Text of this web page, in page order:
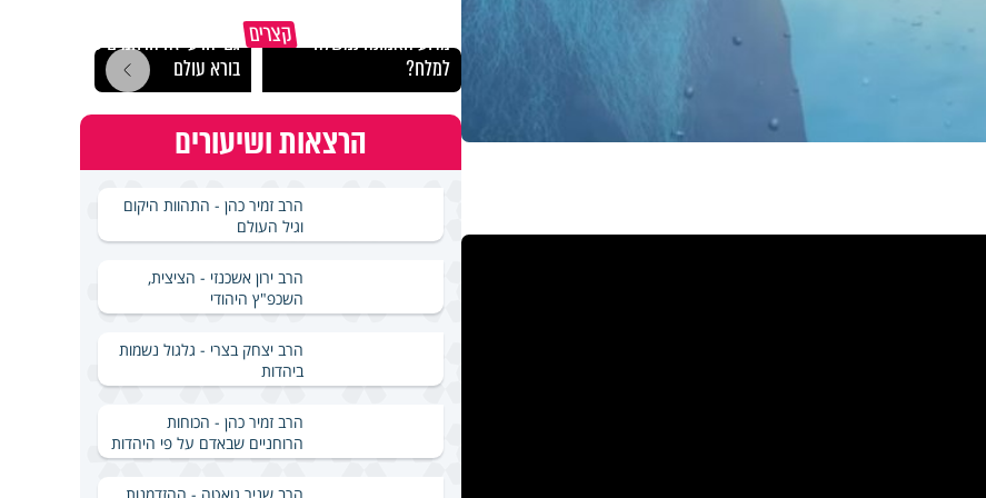
קצרים
מדוע האמונה נמשלה
למלח?
גם ׳הרע׳ זה הרחמים של
בורא עולם
הרצאות ושיעורים
הרב זמיר כהן - התהוות היקום
וגיל העולם
הרב ירון אשכנזי - הציצית,
השכפ"ץ היהודי
הרב יצחק בצרי - גלגול נשמות
ביהדות
הרב זמיר כהן - הכוחות
הרוחניים שבאדם על פי היהדות